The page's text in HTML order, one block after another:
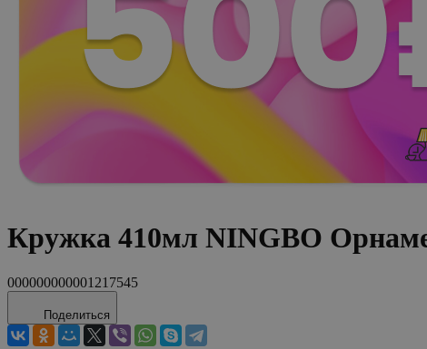
Кружка 410мл NINGBO
000000000001217545
Поделиться